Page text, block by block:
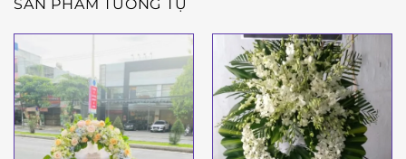
SẢN PHẨM TƯƠNG TỰ